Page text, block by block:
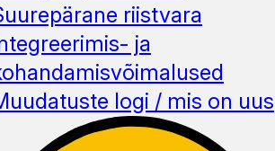
riistvara
ja
logi / mis on uus